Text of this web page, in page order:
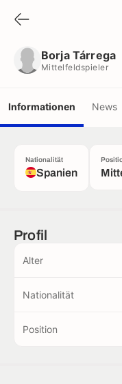
Borja Tárrega
Mittelfeldspieler
Informationen News
Nationalität
Spanien
Profil
Alter
Nationalität
Position